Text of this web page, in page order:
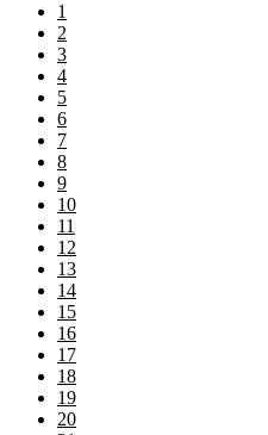
1
2
3
4
5
6
7
8
9
10
11
12
13
14
15
16
17
18
19
20